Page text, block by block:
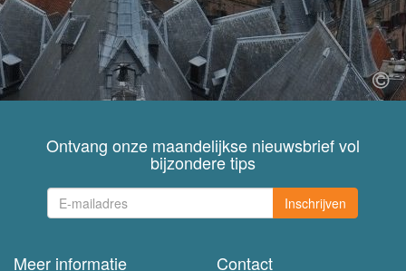
Ontvang onze maandelijkse nieuwsbrief vol
bijzondere tips
Inschrijven
Meer informatie Contact